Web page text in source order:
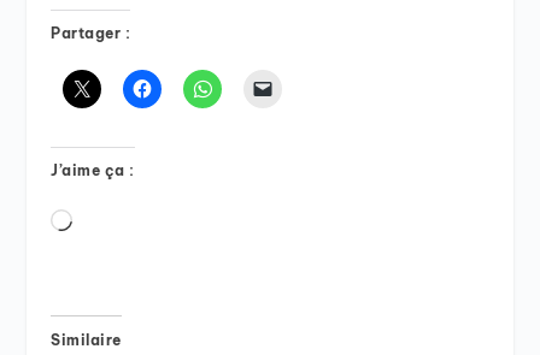
Partager :
J’aime ça :
Chargement…
Similaire